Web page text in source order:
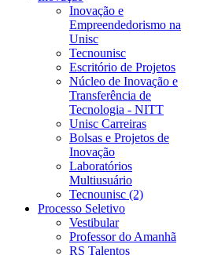
Inovação e
Empreendedorismo na
Unisc
Tecnounisc
Escritório de Projetos
Núcleo de Inovação e
Transferência de
Tecnologia - NITT
Unisc Carreiras
Bolsas e Projetos de
Inovação
Laboratórios
Multiusuário
Tecnounisc (2)
Processo Seletivo
Vestibular
Professor do Amanhã
RS Talentos